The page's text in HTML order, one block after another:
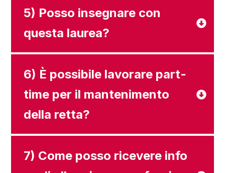
5) Posso insegnare con
questa laurea?
6) È possibile lavorare part-
time per il mantenimento
della retta?
7) Come posso ricevere info